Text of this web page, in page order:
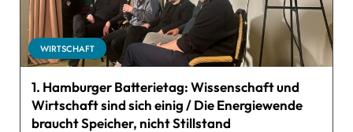
WIRTSCHAFT
1. Hamburger Batterietag: Wissenschaft und
Wirtschaft sind sich einig / Die Energiewende
braucht Speicher, nicht Stillstand